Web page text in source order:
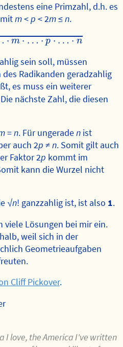
eine Primzahl, d.h. es
mitm<p < 2m≤n.
⋅ m ⋅…⋅ p ⋅…⋅ n
sein soll, müssen
Radikanden geradzahlig
es muss ein weiterer
nächste Zahl, die diesen
=n. Für ungeradenist
auch 2p ≠n. Somit gilt auch
Faktor 2p kommt im
kann die Wurzel nicht
√n! ganzzahlig ist, ist also 1.
viele Lösungen bei mir ein.
weil sich in der
Geometrieaufgaben
Cliff Pickover.
I love, the America I've written